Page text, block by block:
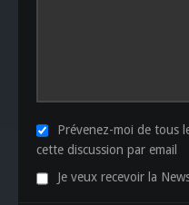
Prévenez-moi de tous
cette discussion par email
Je veux recevoir la